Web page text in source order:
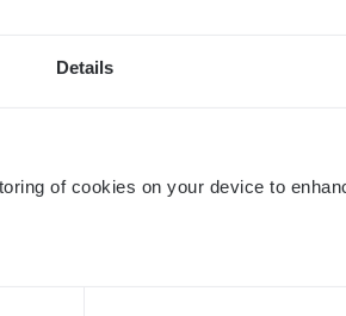
Details
of cookies on your device to